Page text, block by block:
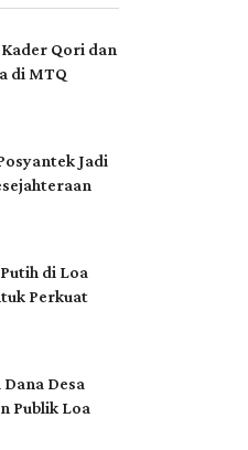
Qori dan
di MTQ
Jadi
di Loa
Perkuat
Desa
Publik Loa